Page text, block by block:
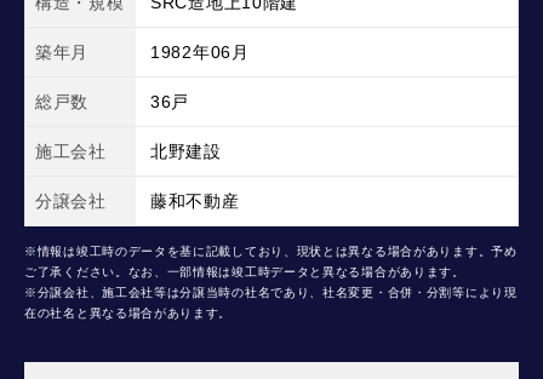
築年月 1982年06月
総戸数 36戸
施工会社 北野建設
分譲会社 藤和不動産
※情報は竣工時のデータを基に記載しており、現状とは異なる場合があります。予め
ご了承ください。なお、一部情報は竣工時データと異なる場合があります。
※分譲会社、施工会社等は分譲当時の社名であり、社名変更・合併・分割等により現
在の社名と異なる場合があります。